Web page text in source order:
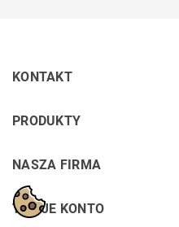
KONTAKT
PRODUKTY
NASZA FIRMA
TWOJE KONTO